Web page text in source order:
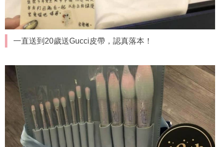
一直送到20歲送Gucci皮帶，認真落本！